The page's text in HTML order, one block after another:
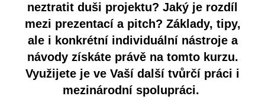
neztratit duši projektu? Jaký je rozdíl
mezi prezentací a pitch? Základy, tipy,
ale i konkrétní individuální nástroje a
návody získáte právě na tomto kurzu.
Využijete je ve Vaší další tvůrčí práci i
mezinárodní spolupráci.